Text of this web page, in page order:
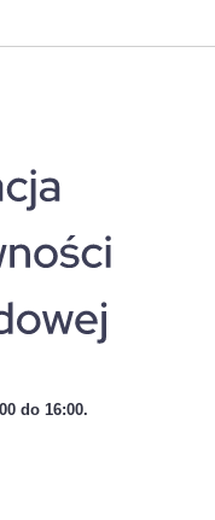
do 16:00.